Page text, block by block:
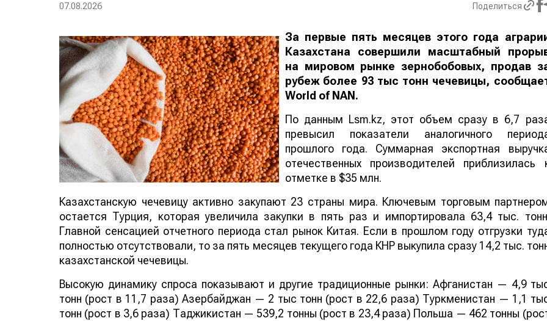
07.08.2026 Поделиться
За первые пять месяцев этого года
Казахстана совершили масштабный
на мировом рынке зернобобовых, продав
рубеж более 93 тыс тонн чечевицы,
World of NAN .
По данным Lsm.kz, этот объем сразу в 6,7
превысил показатели аналогичного
прошлого года. Суммарная экспортная
отечественных производителей приблизилась
отметке в $35 млн.
Казахстанскую чечевицу активно закупают 23 страны мира. Ключевым торговым
остается Турция, которая увеличила закупки в пять раз и импортировала 63,4 тыс.
Главной сенсацией отчетного периода стал рынок Китая. Если в прошлом году отгрузки
полностью отсутствовали, то за пять месяцев текущего года КНР выкупила сразу 14,2 тыс.
казахстанской чечевицы.
Высокую динамику спроса показывают и другие традиционные рынки: Афганистан — 4,9
тонн (рост в 11,7 раза) Азербайджан — 2 тыс тонн (рост в 22,6 раза) Туркменистан — 1,1
тонн (рост в 3,6 раза) Таджикистан — 539,2 тонны (рост в 23,4 раза) Польша — 462 тонны